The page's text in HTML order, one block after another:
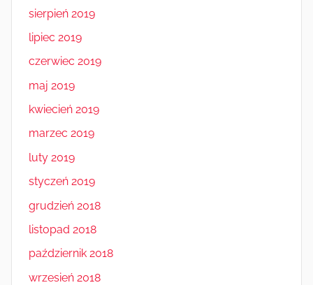
sierpień 2019
lipiec 2019
czerwiec 2019
maj 2019
kwiecień 2019
marzec 2019
luty 2019
styczeń 2019
grudzień 2018
listopad 2018
październik 2018
wrzesień 2018